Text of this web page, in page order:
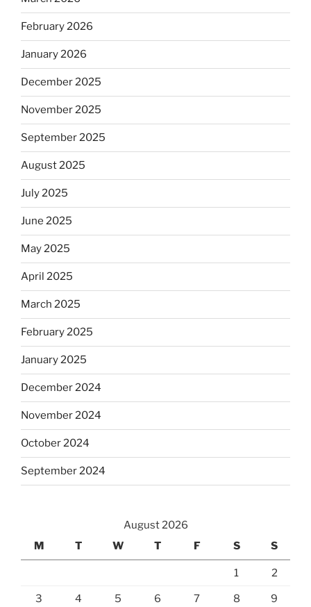
February 2026
January 2026
December 2025
November 2025
September 2025
August 2025
July 2025
June 2025
May 2025
April 2025
March 2025
February 2025
January 2025
December 2024
November 2024
October 2024
September 2024
August 2026
M
T W T F S S
1 2
3 4 5 6 7 8 9